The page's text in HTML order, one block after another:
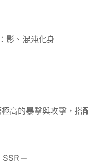
影、混沌化身
高的暴擊與攻擊，搭